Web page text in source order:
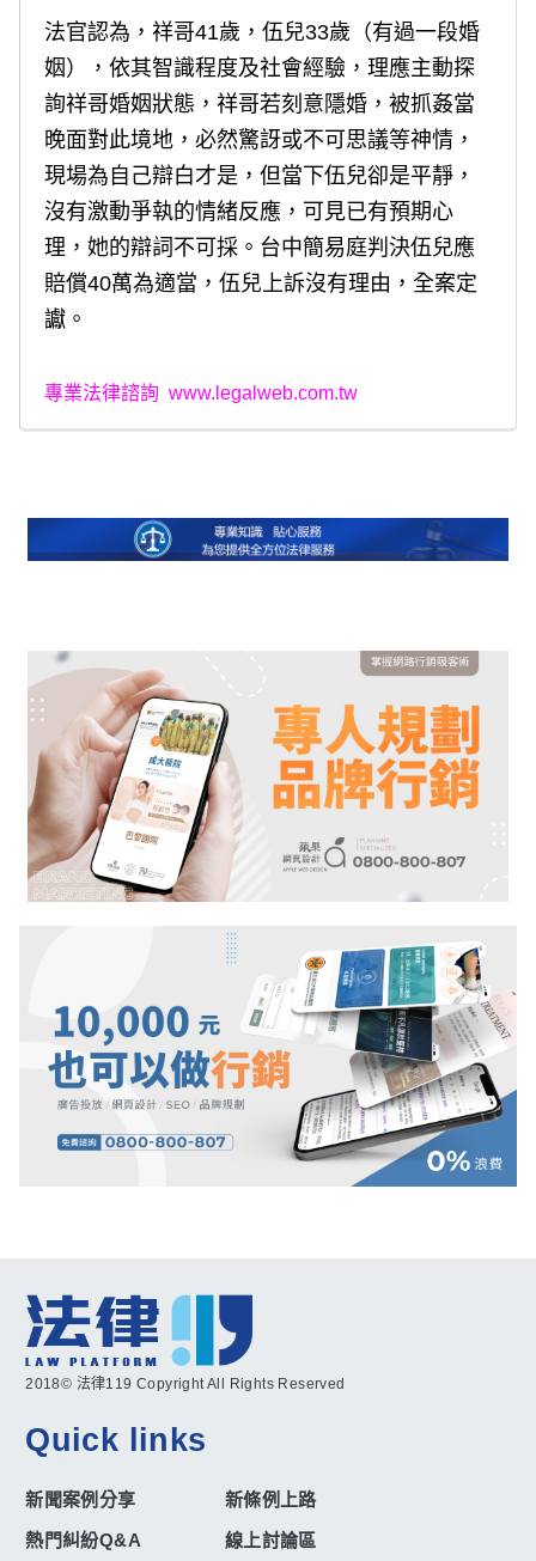
法官認為，祥哥41歲，伍兒33歲（有過一段婚
姻），依其智識程度及社會經驗，理應主動探
詢祥哥婚姻狀態，祥哥若刻意隱婚，被抓姦當
晚面對此境地，必然驚訝或不可思議等神情，
現場為自己辯白才是，但當下伍兒卻是平靜，
沒有激動爭執的情緒反應，可見已有預期心
理，她的辯詞不可採。台中簡易庭判決伍兒應
賠償40萬為適當，伍兒上訴沒有理由，全案定
讞。
專業法律諮詢 www.legalweb.com.tw
2018© 法律119 Copyright All Rights Reserved
Quick links
新聞案例分享
新條例上路
熱門糾紛Q&A
線上討論區